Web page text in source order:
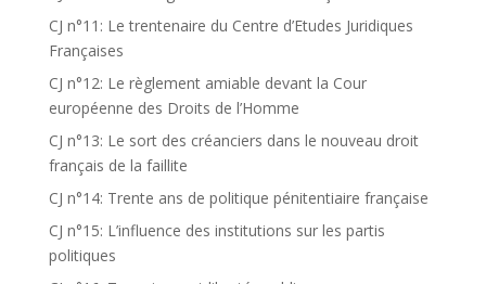
CJ n°11: Le trentenaire du Centre d’Etudes Juridiques
Françaises
CJ n°12: Le règlement amiable devant la Cour
européenne des Droits de l’Homme
CJ n°13: Le sort des créanciers dans le nouveau droit
français de la faillite
CJ n°14: Trente ans de politique pénitentiaire française
CJ n°15: L’influence des institutions sur les partis
politiques